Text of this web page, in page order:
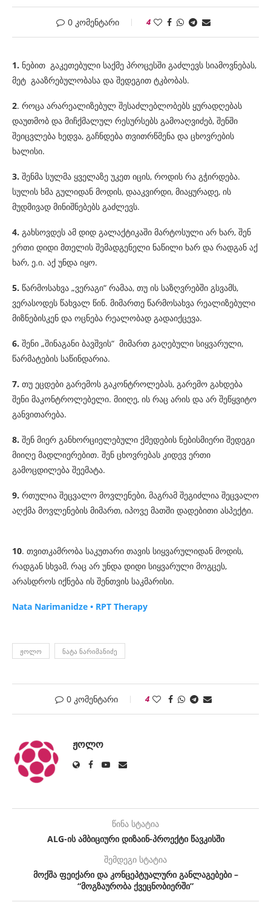
0 კომენტარი 4
1. ნებით გაკეთებული საქმე პროცესში გაძლევს სიამოვნებას,
მეტ გააზრებულობასა და შედეგით ტკბობას.
2. როცა არარეალიზებულ შესაძლებლობებს ყურადღებას
დაუთმობ და მიჩქმალულ რესურსებს გამოაღვიძებ, შენში
შეიცვლება ხედვა, გაჩნდება თვითრწმენა და ცხოვრების
ხალისი.
3. შენმა სულმა ყველაზე უკეთ იცის, როდის რა გჭირდება.
სულის ხმა გულიდან მოდის, დააკვირდი, მიაყურადე, ის
მუდმივად მინიშნებებს გაძლევს.
4. გახსოვდეს ამ დიდ გალაქტიკაში მარტოსული არ ხარ, შენ
ერთი დიდი მთელის შემადგენელი ნაწილი ხარ და რადგან აქ
ხარ, ე.ი. აქ უნდა იყო.
5. წარმოსახვა „ვერაგი“ რამაა, თუ ის საზღვრებში გსვამს,
ვერასოდეს წახვალ წინ. მიმართე წარმოსახვა რეალიზებული
მიზნებისკენ და ოცნება რეალობად გადაიქცევა.
6. შენი „შინაგანი ბავშვის“ მიმართ გაღებული სიყვარული,
წარმატების საწინდარია.
7. თუ ეცდები გარემოს გაკონტროლებას, გარემო გახდება
შენი მაკონტროლებელი. მიიღე, ის რაც არის და არ შეწყვიტო
განვითარება.
8. შენ მიერ განხორციელებული ქმედების ნებისმიერი შედეგი
მიიღე მადლიერებით. შენ ცხოვრებას კიდევ ერთი
გამოცდილება შეემატა.
9. რთულია შეცვალო მოვლენები, მაგრამ შეგიძლია შეცვალო
აღქმა მოვლენების მიმართ, იპოვე მათში დადებითი ასპექტი.
10. თვითკამრობა საკუთარი თავის სიყვარულიდან მოდის,
რადგან სხვამ, რაც არ უნდა დიდი სიყვარული მოგცეს,
არასდროს იქნება ის შენთვის საკმარისი.
Nata Narimanidze • RPT Therapy
ᲟᲝᲚᲝ ᲜᲐᲢᲐ ᲜᲐᲠᲘᲛᲐᲜᲘᲫᲔ
0 კომენტარი 4
ᲟᲝᲚᲝ
წინა სტატია
ALG-ის ამბიციური დიზაინ-პროექტი წავკისში
შემდეგი სტატია
მოქშა ფეიქარი და კონცეპტუალური განლაგებები –
“მოგზაურობა ქვეცნობიერში”